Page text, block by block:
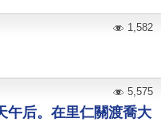
1,582
午后。在里仁關渡喬大
5,575